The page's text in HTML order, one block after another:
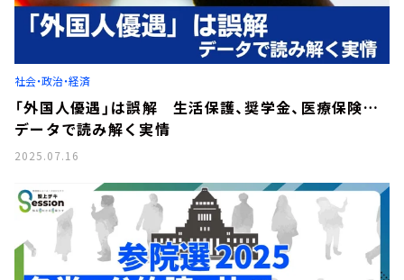
社会・政治・経済
「外国人優遇」は誤解 生活保護、奨学金、医療保険…
データで読み解く実情
2025.07.16